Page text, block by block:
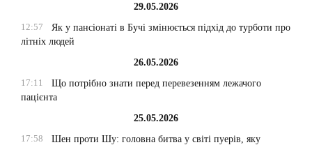
29.05.2026
12:57
Як у пансіонаті в Бучі змінюється підхід до турботи про
літніх людей
26.05.2026
17:11
Що потрібно знати перед перевезенням лежачого
пацієнта
25.05.2026
17:58
Шен проти Шу: головна битва у світі пуерів, яку